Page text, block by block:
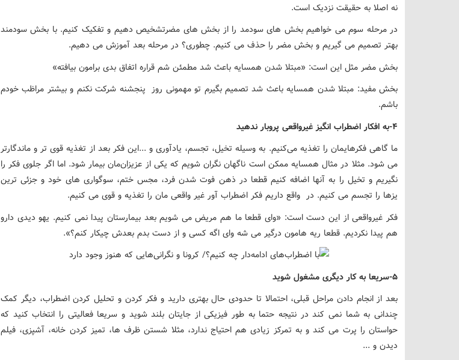
نه اصلا به حقیقت نزدیک است.
در مرحله سوم می خواهیم بخش های سودمد را از بخش های مضرتشخیص دهیم و تفکیک کنیم. با بخش سودمند
بهتر تصمیم می گیریم و بخش مضر را حذف می کنیم. چطوری؟ در مرحله بعد آموزش می دهیم.
بخش مضر مثل این است: «مبتلا شدن همسایه باعث شد مطمئن شم قراره اتفاق بدی برامون بیافته»
بخش مفید: مبتلا شدن همسایه باعث شد تصمیم بگیرم تو مهمونی روز پنجشنه شرکت نکنم و بیشتر مراظب خودم
باشم.
4-به افکار اضطراب انگیز غیرواقعی پروبار ندهید
ما گاهی فکرهایمان را تغذیه می‌کنیم. به وسیله تخیل، تجسم، یادآوری و ...این فکر بعد از تغذیه قوی تر و ماندگارتر
می شود. مثلا در مثال همسایه ممکن است ناگهان نگران شویم که یکی از عزیزان‌مان بیمار شود. اما اگر جلوی فکر را
نگیریم و تخیل را به آنها اضافه کنیم قطعا در ذهن فوت شدن فرد، مجس ختم، سوگواری های خود و جزئی ترین
یزها را تجسم می کنیم. در واقع داریم فکر اضطراب آور غیر واقعی مان را تغذیه و قوی می کنیم.
فکر غیرواقعی از این دست است: «وای قطعا ما هم مریض می شویم بعد بیمارستان پیدا نمی کنیم. یهو دیدی دارو
هم پیدا نکردیم. قطعا ریه هامون درگیر می شه وای اگه کسی و از دست بدم بعدش چیکار کنم؟».
5-سریعا به کار دیگری مشغول شوید
بعد از انجام دادن مراحل قبلی، احتمالا تا حدودی حال بهتری دارید و فکر کردن و تحلیل کردن اضطراب، دیگر کمک
چندانی به شما نمی کند در نتیجه حتما به طور فیزیکی از جایتان بلند شوید و سریعا فعالیتی را انتخاب کنید که
حواستان را پرت می کند و به تمرکز زیادی هم احتیاج ندارد، مثلا شستن ظرف ها، تمیز کردن خانه، آشپزی، فیلم
دیدن و ...